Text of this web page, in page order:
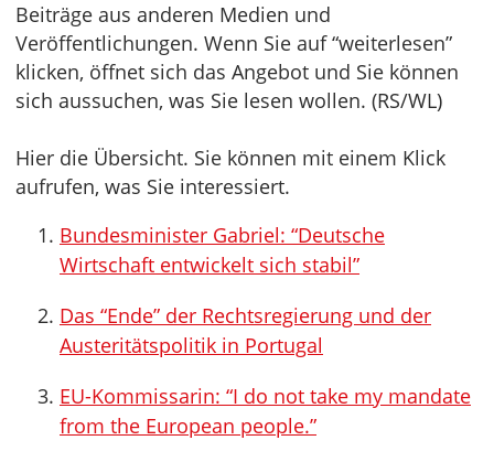
Beiträge aus anderen Medien und
Veröffentlichungen. Wenn Sie auf “weiterlesen”
klicken, öffnet sich das Angebot und Sie können
sich aussuchen, was Sie lesen wollen. (RS/WL)
Hier die Übersicht. Sie können mit einem Klick
aufrufen, was Sie interessiert.
Bundesminister Gabriel: “Deutsche
Wirtschaft entwickelt sich stabil”
Das “Ende” der Rechtsregierung und der
Austeritätspolitik in Portugal
EU-Kommissarin: “I do not take my mandate
from the European people.”